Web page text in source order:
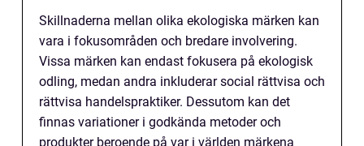
Skillnaderna mellan olika ekologiska märken kan
vara i fokusområden och bredare involvering.
Vissa märken kan endast fokusera på ekologisk
odling, medan andra inkluderar social rättvisa och
rättvisa handelspraktiker. Dessutom kan det
finnas variationer i godkända metoder och
produkter beroende på var i världen märkena